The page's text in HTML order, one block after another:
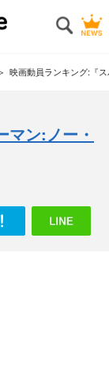
映画動員ランキング:『
マン:ノー・